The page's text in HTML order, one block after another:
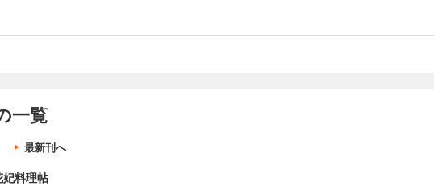
一覧
最新刊へ
妃料理帖